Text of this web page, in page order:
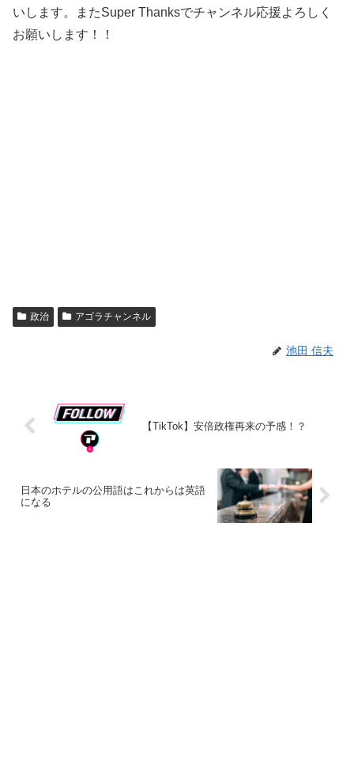
いします。またSuper Thanksでチャンネル応援よろしく
お願いします！！
政治 アゴラチャンネル
池田 信夫
【TikTok】安倍政権再来の予感！？
日本のホテルの公用語はこれからは英語
になる